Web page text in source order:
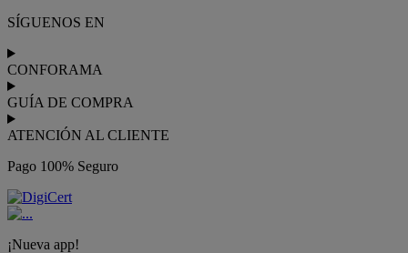
SÍGUENOS EN
CONFORAMA
GUÍA DE COMPRA
ATENCIÓN AL CLIENTE
Pago 100% Seguro
¡Nueva app!